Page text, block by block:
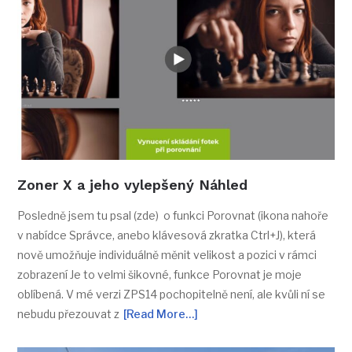
Zoner X a jeho vylepšený Náhled
Posledně jsem tu psal (zde) o funkci Porovnat (ikona nahoře
v nabídce Správce, anebo klávesová zkratka Ctrl+J), která
nově umožňuje individuálně měnit velikost a pozici v rámci
zobrazení Je to velmi šikovné, funkce Porovnat je moje
oblíbená. V mé verzi ZPS14 pochopitelně není, ale kvůli ní se
nebudu přezouvat z [Read More…]